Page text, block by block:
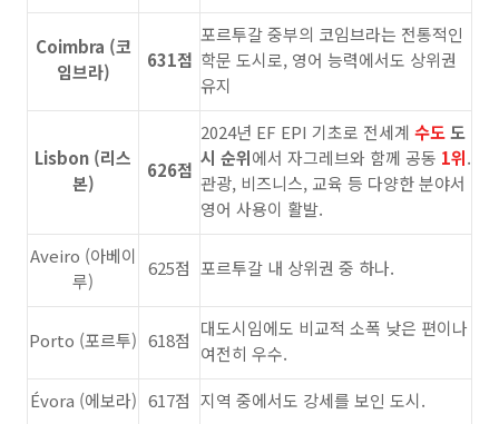
Coimbra (코
임브라)
631점
포르투갈 중부의 코임브라는 전통적인
학문 도시로, 영어 능력에서도 상위권
유지
Lisbon (리스
본)
626점
2024년 EF EPI 기초로 전세계 수도도
시 순위에서 자그레브와 함께 공동 1위.
관광, 비즈니스, 교육 등 다양한 분야서
영어 사용이 활발.
Aveiro (아베이
루)
625점 포르투갈 내 상위권 중 하나.
Porto (포르투) 618점
대도시임에도 비교적 소폭 낮은 편이나
여전히 우수.
Évora (에보라) 617점 지역 중에서도 강세를 보인 도시.